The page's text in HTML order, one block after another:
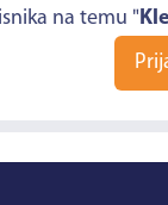
na temu "